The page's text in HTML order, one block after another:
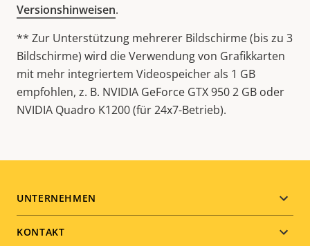
Versionshinweisen.
** Zur Unterstützung mehrerer Bildschirme (bis zu 3
Bildschirme) wird die Verwendung von Grafikkarten
mit mehr integriertem Videospeicher als 1 GB
empfohlen, z. B. NVIDIA GeForce GTX 950 2 GB oder
NVIDIA Quadro K1200 (für 24x7-Betrieb).
Footer
menu
UNTERNEHMEN
KONTAKT